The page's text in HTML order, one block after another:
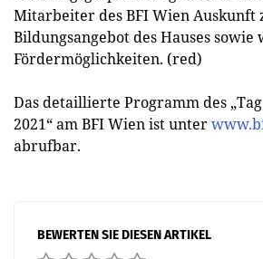
Mitarbeiter des BFI Wien Auskunft
Bildungsangebot des Hauses
Fördermöglichkeiten. (red)
Das detaillierte Programm des
2021“ am BFI Wien ist unter
abrufbar.
BEWERTEN SIE DIESEN ARTIKEL